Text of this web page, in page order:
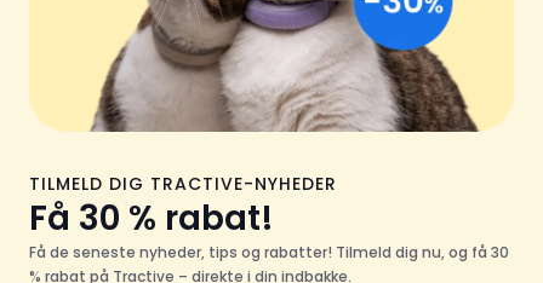
TILMELD DIG TRACTIVE-NYHEDER
Få 30 % rabat!
Få de seneste nyheder, tips og rabatter! Tilmeld dig nu, og få 30
% rabat på Tractive – direkte i din indbakke.